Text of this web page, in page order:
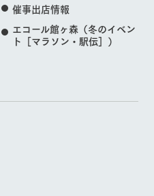
催事出店情報
エコール館ヶ森（冬のイベン
ト［マラソン・駅伝］）